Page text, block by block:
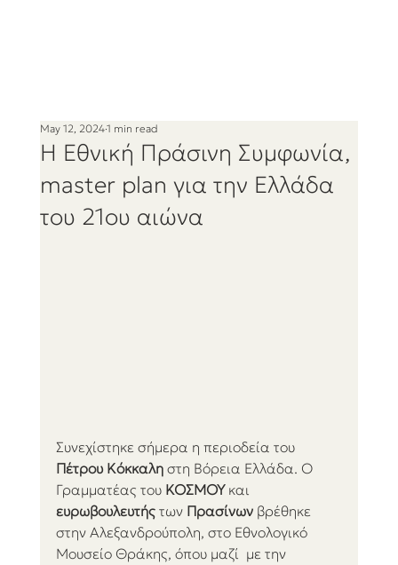
Η Εθνική Πράσινη Συμφωνία,
master plan για την Ελλάδα
του 21ου αιώνα
May 12, 20241 min read
Συνεχίστηκε σήμερα η περιοδεία του
Πέτρου Κόκκαλη στη Βόρεια Ελλάδα. Ο
Γραμματέας του ΚΟΣΜΟΥ και
ευρωβουλευτής των Πρασίνων βρέθηκε
στην Αλεξανδρούπολη, στο Εθνολογικό
Μουσείο Θράκης, όπου μαζί  με την